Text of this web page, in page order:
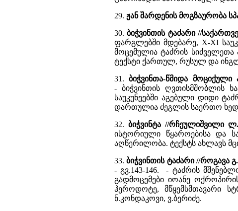
29. ჟან შარდენის მოგზაურობა
30.ბიჭვინთის ტაძარი //
ფარგლებში მდებარე, X-XI
მოცემულია ტაძრის სიძველეთა
ტექსტი ქართულ, რუსულ და
31.ბიჭვინთა-წმიდა
- ბიჭვინთის ღვთისმშობლის
საუკუნეებში აგებული დიდი
დართულია ძეგლის საერთო
32. ბიჭვინტა //რჩეულიშვილი
ისტორიული წყაროებისა და
აღწერილობა. ტექსტს ახლავს
33.ბიჭვინთის ტაძარი //როგავა
- გვ.143-146. - ტაძრის
გადმოცემები იოანე
ჰეროდოტე, მწყემსმთავარი
ნ.კონდაკოვი, ვ.ბერიძე.